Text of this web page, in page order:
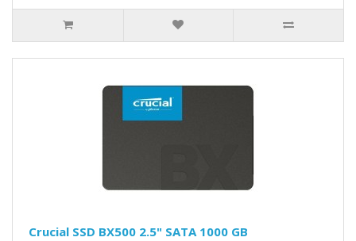
Crucial SSD BX500 2.5" SATA 1000 GB